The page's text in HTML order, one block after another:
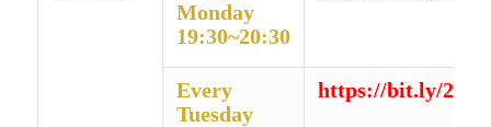
Monday
19:30~20:30
Every
Tuesday
https://bit.ly/